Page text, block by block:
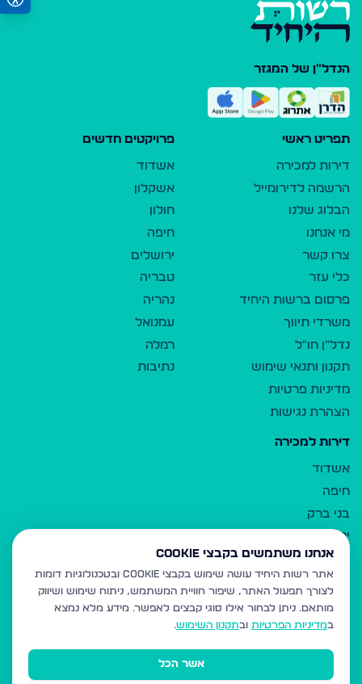
הנדל"ן של המגזר
תפריט ראשי
דירות למכירה
הרשמה לדירומייל
הבלוג שלנו
מי אנחנו
צרו קשר
כלי עזר
פרסום ברשות היחיד
משרדי תיווך
נדל"ן חו"ל
תקנון ותנאי שימוש
מדיניות פרטיות
הצהרת נגישות
פרויקטים חדשים
אשדוד
אשקלון
חולון
חיפה
ירושלים
טבריה
נהריה
עמנואל
רמלה
נתיבות
דירות למכירה
אשדוד
חיפה
בני ברק
ירושלים
אלעד
גבעת זאב
בית שמש
רכסים
מודיעין עילית
אנחנו משתמשים בקבצי Cookie
אתר רשות היחיד עושה שימוש בקבצי Cookie ובטכנולוגיות דומות
לצורך תפעול האתר, שיפור חוויית המשתמש, ניתוח שימוש ושיווק
מותאם. ניתן לבחור אילו סוגי קבצים לאפשר. מידע מלא נמצא
במדיניות הפרטיות ובתקנון השימוש.
אשר הכל